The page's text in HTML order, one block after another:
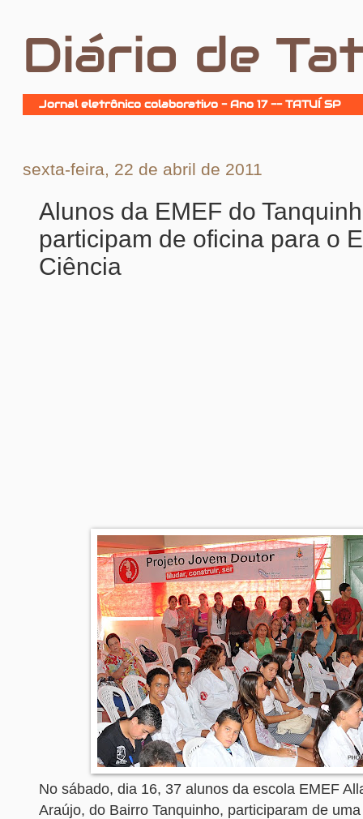
Diário de
Jornal eletrônico colaborativo - Ano 17 -- TATUÍ SP
sexta-feira, 22 de abril de 2011
Alunos da EMEF do
participam de oficina para o
Ciência
No sábado, dia 16, 37 alunos da escola EMEF
Araújo, do Bairro Tanquinho, participaram de